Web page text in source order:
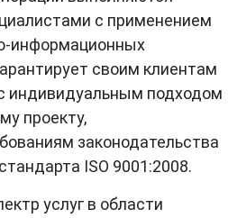
с применением
информационных
своим клиентам
индивидуальным подходом
проекту,
законодательства
ISO 9001:2008.
услуг в области